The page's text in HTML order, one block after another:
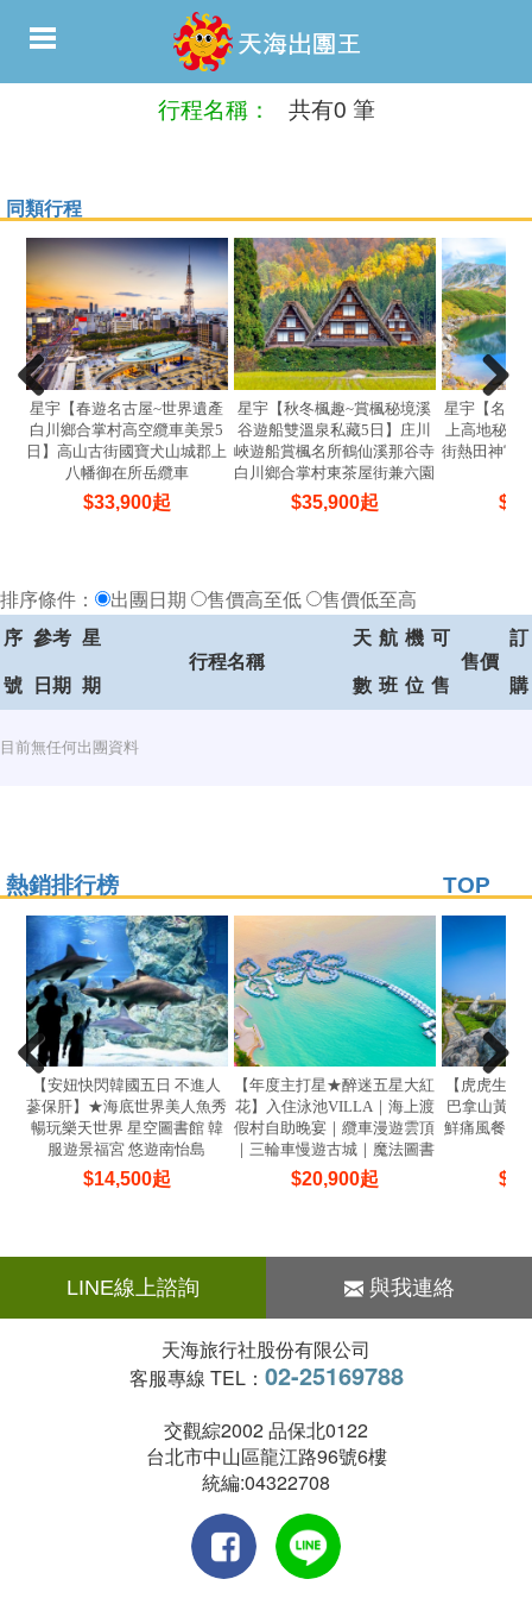
行程名稱： 共有0 筆
同類行程
星宇【春遊名古屋~世界遺產
白川鄉合掌村高空纜車美景5
日】高山古街國寶犬山城郡上
八幡御在所岳纜車
$33,900起
星宇【秋冬楓趣~賞楓秘境溪
谷遊船雙溫泉私藏5日】庄川
峽遊船賞楓名所鶴仙溪那谷寺
白川鄉合掌村東茶屋街兼六園
哆啦A夢電車
$35,900起
星宇【名古
上高地秘境
街熱田神宮
$
排序條件： 出團日期 售價高至低
售價低至高
序
號
參考
日期
星
期
行程名稱
天
數
航
班
機
位
可
售
售價
訂
購
目前無任何出團資料
熱銷排行榜 TOP
【安妞快閃韓國五日 不進人
蔘保肝】★海底世界美人魚秀
暢玩樂天世界 星空圖書館 韓
服遊景福宮 悠遊南怡島
$14,500起
【年度主打星★醉迷五星大紅
花】入住泳池VILLA｜海上渡
假村自助晚宴｜纜車漫遊雲頂
｜三輪車慢遊古城｜魔法圖書
館5日
$20,900起
【虎虎生
巴拿山黃金
鮮痛風餐 焗
$
LINE線上諮詢 與我連絡
天海旅行社股份有限公司
客服專線 TEL： 02-25169788
交觀綜2002 品保北0122
台北市中山區龍江路96號6樓
統編:04322708